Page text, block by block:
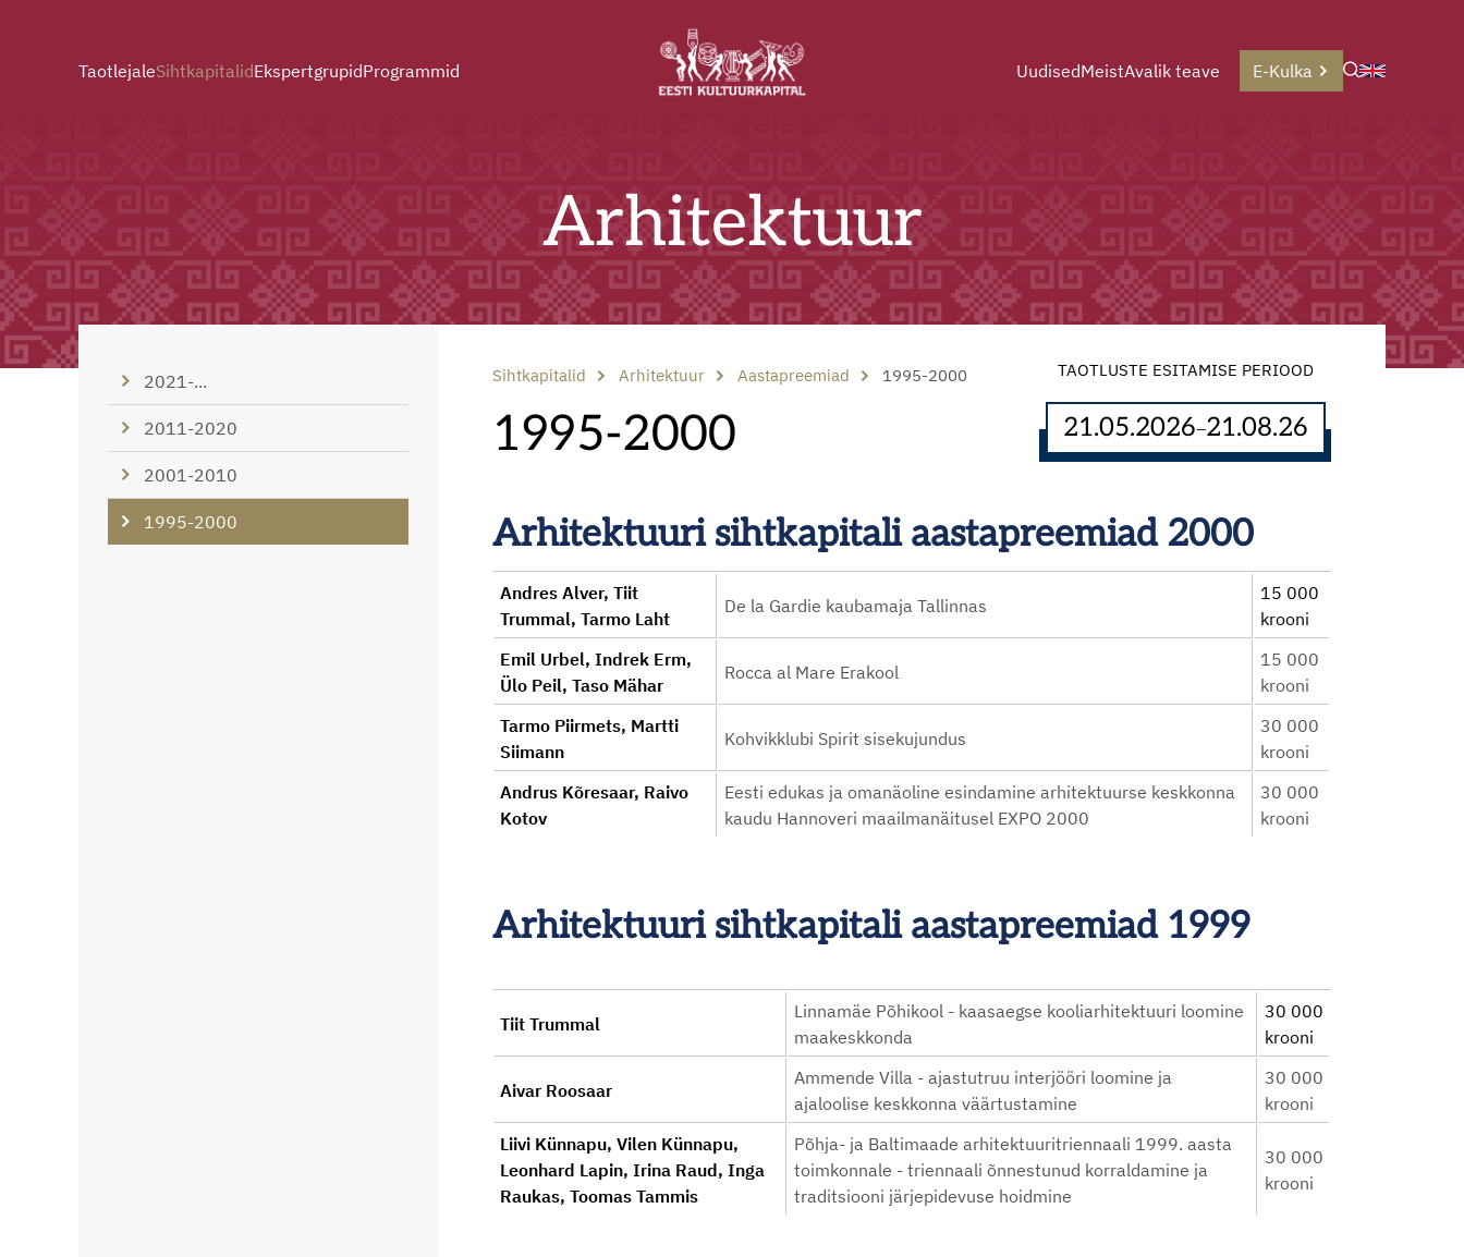
TaotlejaleSihtkapitalidEkspertgrupidProgrammid UudisedMeistAvalik teave E-Kulka
Arhitektuur
2021-...
2011-2020
2001-2010
1995-2000
Sihtkapitalid Arhitektuur Aastapreemiad 1995-2000
1995-2000
TAOTLUSTE ESITAMISE PERIOOD
21.05.2026–21.08.26
Arhitektuuri sihtkapitali aastapreemiad 2000
Andres Alver, Tiit
Trummal, Tarmo Laht
De la Gardie kaubamaja Tallinnas
15 000
krooni
Emil Urbel, Indrek Erm,
Ülo Peil, Taso Mähar
Rocca al Mare Erakool
15 000
krooni
Tarmo Piirmets, Martti
Siimann
Kohvikklubi Spirit sisekujundus
30 000
krooni
Andrus Kõresaar, Raivo
Kotov
Eesti edukas ja omanäoline esindamine arhitektuurse keskkonna
kaudu Hannoveri maailmanäitusel EXPO 2000
30 000
krooni
Arhitektuuri sihtkapitali aastapreemiad 1999
Tiit Trummal
Linnamäe Põhikool - kaasaegse kooliarhitektuuri loomine
maakeskkonda
30 000
krooni
Aivar Roosaar
Ammende Villa - ajastutruu interjööri loomine ja
ajaloolise keskkonna väärtustamine
30 000
krooni
Liivi Künnapu, Vilen Künnapu,
Leonhard Lapin, Irina Raud, Inga
Raukas, Toomas Tammis
Põhja- ja Baltimaade arhitektuuritriennaali 1999. aasta
toimkonnale - triennaali õnnestunud korraldamine ja
traditsiooni järjepidevuse hoidmine
30 000
krooni